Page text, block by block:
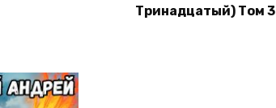
Тринадцатый) Том 3